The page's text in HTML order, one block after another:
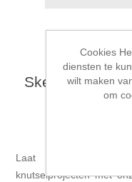
Skeleton Tree
Creëer
Laat je fantasie de
knutselprojecten met
Cookies
diensten te
wilt maken
om